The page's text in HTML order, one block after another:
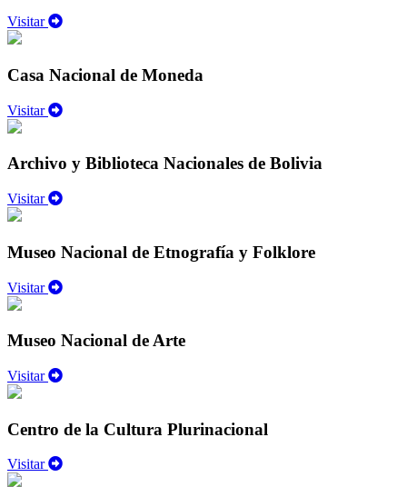
Visitar
Casa Nacional de Moneda
Visitar
Archivo y Biblioteca Nacionales de Bolivia
Visitar
Museo Nacional de Etnografía y Folklore
Visitar
Museo Nacional de Arte
Visitar
Centro de la Cultura Plurinacional
Visitar